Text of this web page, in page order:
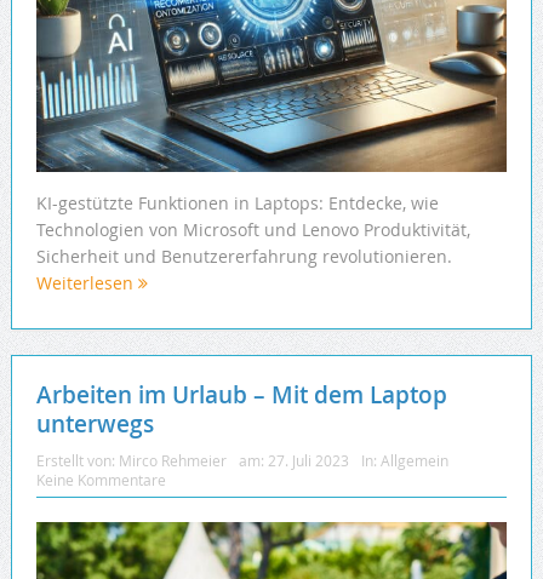
KI-gestützte Funktionen in Laptops: Entdecke, wie
Technologien von Microsoft und Lenovo Produktivität,
Sicherheit und Benutzererfahrung revolutionieren.
Weiterlesen
Arbeiten im Urlaub – Mit dem Laptop
unterwegs
Erstellt von: Mirco Rehmeier am: 27. Juli 2023 In: Allgemein
Keine Kommentare